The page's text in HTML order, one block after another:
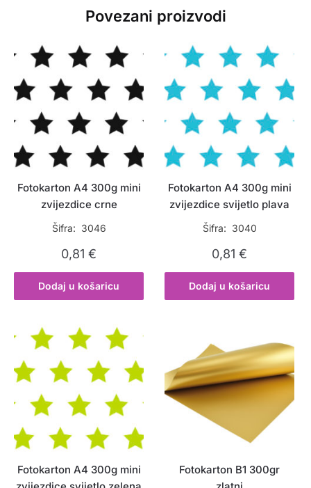
Povezani proizvodi
Fotokarton A4 300g mini
zvijezdice crne
Šifra: 3046
0,81€
Dodaj u košaricu
Fotokarton A4 300g mini
zvijezdice svijetlo plava
Šifra: 3040
0,81€
Dodaj u košaricu
Fotokarton A4 300g mini
Fotokarton B1 300gr